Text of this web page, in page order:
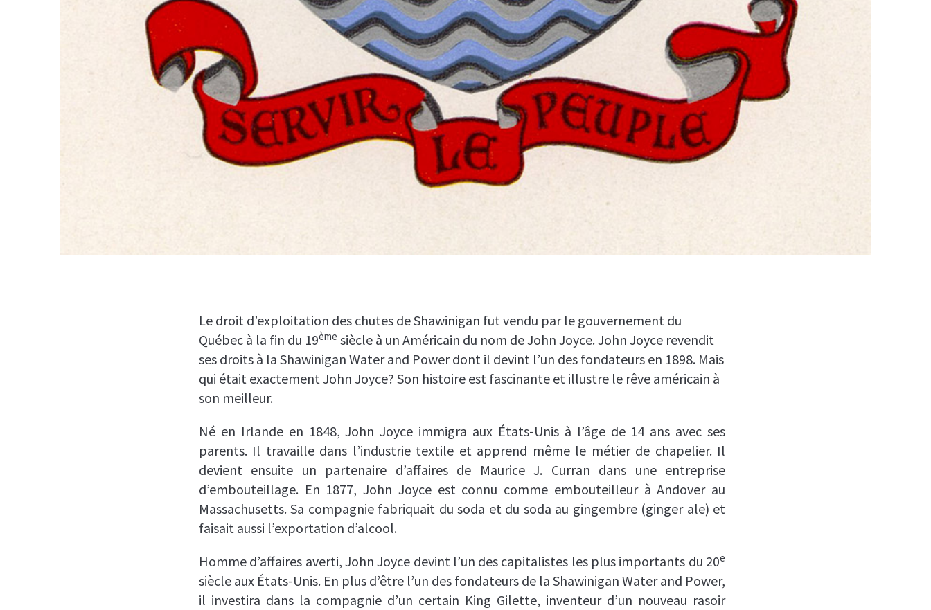
Le droit d’exploitation des chutes de Shawinigan fut vendu par le gouvernement du
Québec à la fin du 19ème siècle à un Américain du nom de John Joyce. John Joyce revendit
ses droits à la Shawinigan Water and Power dont il devint l’un des fondateurs en 1898. Mais
qui était exactement John Joyce? Son histoire est fascinante et illustre le rêve américain à
son meilleur.
Né en Irlande en 1848, John Joyce immigra aux États-Unis à l’âge de 14 ans avec ses
parents. Il travaille dans l’industrie textile et apprend même le métier de chapelier. Il
devient ensuite un partenaire d’affaires de Maurice J. Curran dans une entreprise
d’embouteillage. En 1877, John Joyce est connu comme embouteilleur à Andover au
Massachusetts. Sa compagnie fabriquait du soda et du soda au gingembre (ginger ale) et
faisait aussi l’exportation d’alcool.
Homme d’affaires averti, John Joyce devint l’un des capitalistes les plus importants du 20e
siècle aux États-Unis. En plus d’être l’un des fondateurs de la Shawinigan Water and Power,
il investira dans la compagnie d’un certain King Gilette, inventeur d’un nouveau rasoir